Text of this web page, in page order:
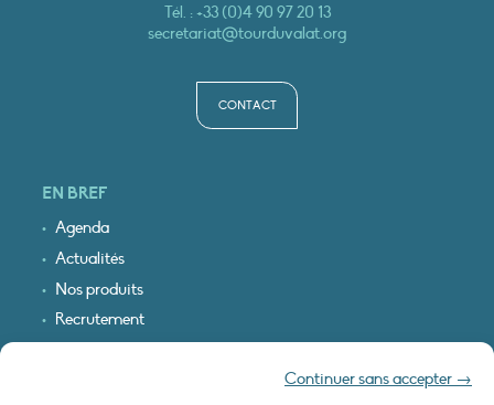
Continuer sans accepter →
Tél. :+33 (0)4 90 97 20 13
secretariat@tourduvalat.org
CONTACT
EN BREF
Agenda
Actualités
Nos produits
Recrutement